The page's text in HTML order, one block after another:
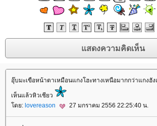
อุ๊บมะเขือหน้าตาเหมือนแกงโฮะทางเหนือมากกว่าแกงฮัง
เห็นแล้วหิวเชียว
ดย: lovereason 27 มกราคม 2556 22:25:40 น.